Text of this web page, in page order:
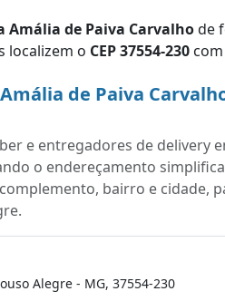
Amália de Paiva Carvalhode
localizem o CEP 37554-230
de Paiva
e entregadores de delivery
o endereçamento
bairro e cidade,
Alegre - MG, 37554-230